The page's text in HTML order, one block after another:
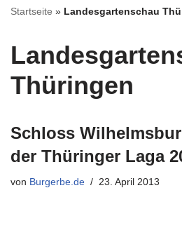
Startseite » Landesgartenschau
Thüringen
Schloss
der Thüringer Laga
von Burgerbe.de 23. April 2013